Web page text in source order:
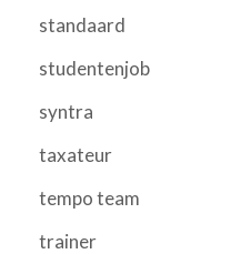
standaard
studentenjob
syntra
taxateur
tempo team
trainer